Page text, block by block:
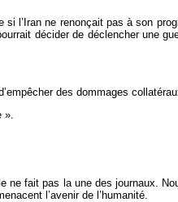
l’Iran ne renonçait pas à son
décider de déclencher une
des dommages
».
ne fait pas la une des journaux.
l’avenir de l’humanité.